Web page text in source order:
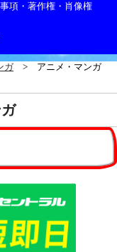
項・著作権・肖像権
ガ
アニメ・マンガ